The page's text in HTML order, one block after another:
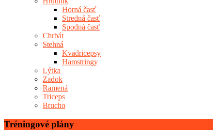
Horná časť
Stredná časť
Spodná časť
Chrbát
Stehná
Kvadricepsy
Hamstringy
Lýtka
Zadok
Ramená
Triceps
Brucho
Tréningové plány